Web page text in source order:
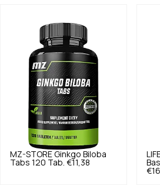
MZ-STORE Ginkgo Biloba
Tabs 120 Tab. €11,38